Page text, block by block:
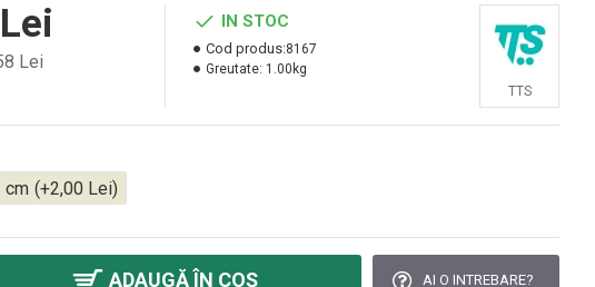
Lei
IN STOC
Cod produs:8167
Greutate: 1.00kg
TTS
cm (+2,00 Lei)
ADAUGĂ ÎN COŞ AI O INTREBARE?